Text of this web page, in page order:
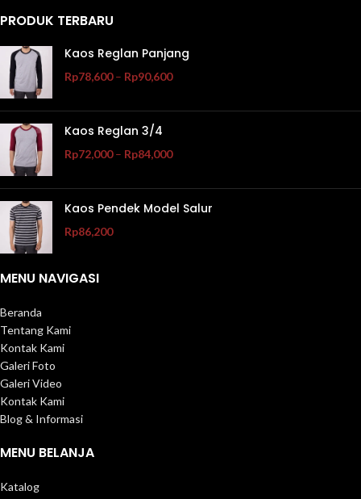
PRODUK TERBARU
Kaos Reglan Panjang
Rp78,600 – Rp90,600
Kaos Reglan 3/4
Rp72,000 – Rp84,000
Kaos Pendek Model Salur
Rp86,200
MENU NAVIGASI
Beranda
Tentang Kami
Kontak Kami
Galeri Foto
Galeri Video
Kontak Kami
Blog & Informasi
MENU BELANJA
Katalog